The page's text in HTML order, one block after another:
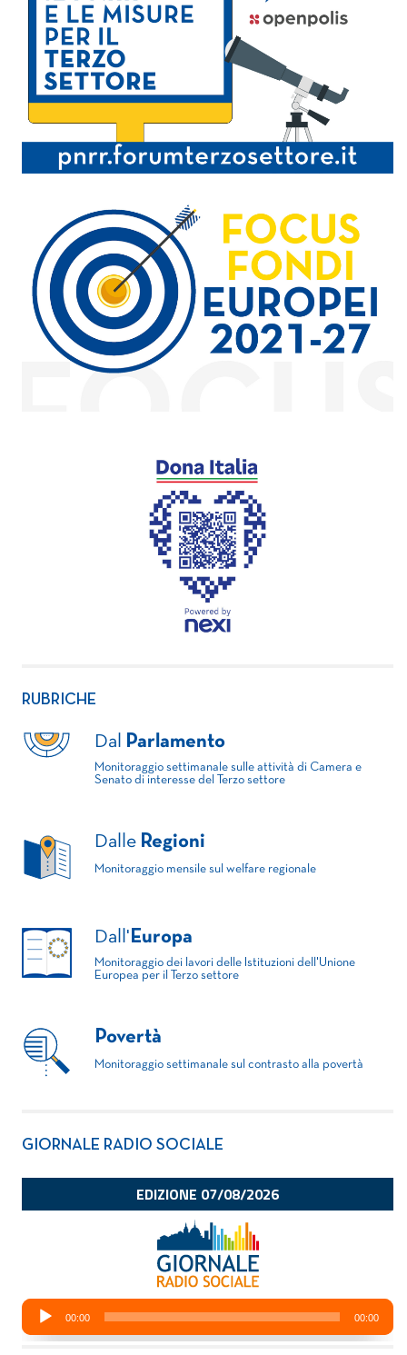
RUBRICHE
Dal Parlamento
Monitoraggio settimanale sulle attività di Camera e
Senato di interesse del Terzo settore
Dalle Regioni
Monitoraggio mensile sul welfare regionale
Dall' Europa
Monitoraggio dei lavori delle Istituzioni dell'Unione
Europea per il Terzo settore
Povertà
Monitoraggio settimanale sul contrasto alla povertà
GIORNALE RADIO SOCIALE